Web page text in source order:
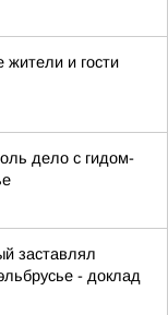
жители и гости
дело с гидом-
заставлял
- доклад